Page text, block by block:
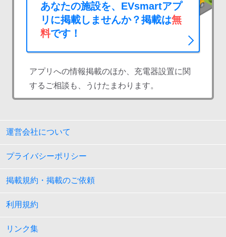
あなたの施設を、EVsmartアプ
リに掲載しませんか？掲載は無
料です！
アプリへの情報掲載のほか、充電器設置に関
するご相談も、うけたまわります。
運営会社について
プライバシーポリシー
掲載規約・掲載のご依頼
利用規約
リンク集